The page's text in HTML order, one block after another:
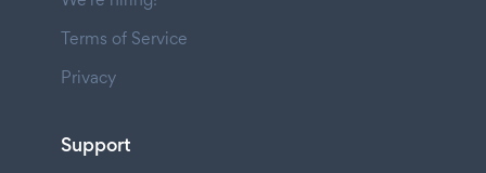
Terms of Service
Privacy
Support